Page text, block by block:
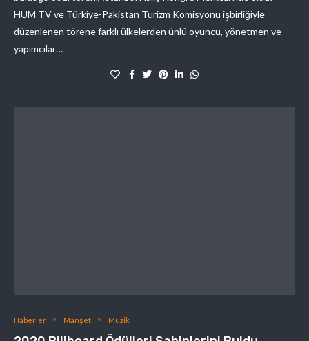
HUM TV ve Türkiye-Pakistan Turizm Komisyonu işbirliğiyle
düzenlenen törene farklı ülkelerden ünlü oyuncu, yönetmen ve
yapımcılar…
Haberler Manşet Müzik